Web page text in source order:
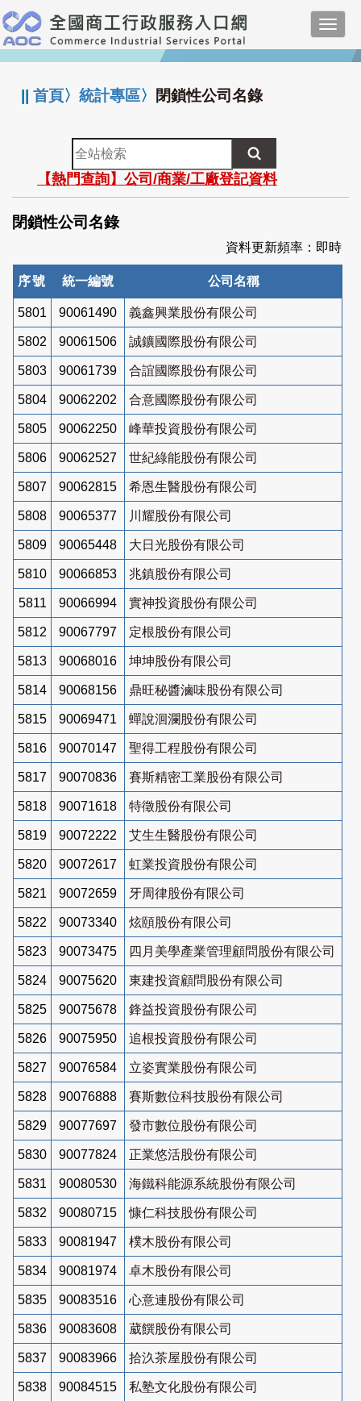
跳
到
主
要
:::
||首頁〉統計專區〉 閉鎖性公司名錄
全
站
檢
索
【熱門查詢】公司/商業/工廠登記資料
閉鎖性公司名錄
資料更新頻率：即時
序號 統一編號 公司名稱
5801 90061490 義鑫興業股份有限公司
5802 90061506 誠鑛國際股份有限公司
5803 90061739 合誼國際股份有限公司
5804 90062202 合意國際股份有限公司
5805 90062250 峰華投資股份有限公司
5806 90062527 世紀綠能股份有限公司
5807 90062815 希恩生醫股份有限公司
5808 90065377 川耀股份有限公司
5809 90065448 大日光股份有限公司
5810 90066853 兆鎮股份有限公司
5811 90066994 實神投資股份有限公司
5812 90067797 定根股份有限公司
5813 90068016 坤坤股份有限公司
5814 90068156 鼎旺秘醬滷味股份有限公司
5815 90069471 蟬說洄瀾股份有限公司
5816 90070147 聖得工程股份有限公司
5817 90070836 賽斯精密工業股份有限公司
5818 90071618 特徵股份有限公司
5819 90072222 艾生生醫股份有限公司
5820 90072617 虹業投資股份有限公司
5821 90072659 牙周律股份有限公司
5822 90073340 炫頤股份有限公司
5823 90073475 四月美學產業管理顧問股份有限公司
5824 90075620 東建投資顧問股份有限公司
5825 90075678 鋒益投資股份有限公司
5826 90075950 追根投資股份有限公司
5827 90076584 立姿實業股份有限公司
5828 90076888 賽斯數位科技股份有限公司
5829 90077697 發市數位股份有限公司
5830 90077824 正業悠活股份有限公司
5831 90080530 海鐵科能源系統股份有限公司
5832 90080715 慷仁科技股份有限公司
5833 90081947 樸木股份有限公司
5834 90081974 卓木股份有限公司
5835 90083516 心意連股份有限公司
5836 90083608 葳饌股份有限公司
5837 90083966 拾汣茶屋股份有限公司
5838 90084515 私塾文化股份有限公司